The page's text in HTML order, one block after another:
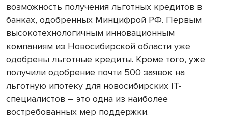
возможность получения льготных кредитов в
банках, одобренных Минцифрой РФ. Первым
высокотехнологичным инновационным
компаниям из Новосибирской области уже
одобрены льготные кредиты. Кроме того, уже
получили одобрение почти 500 заявок на
льготную ипотеку для новосибирских IT-
специалистов – это одна из наиболее
востребованных мер поддержки.